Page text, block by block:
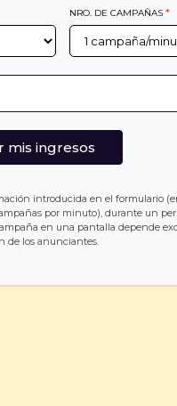
NRO. DE CAMPAÑAS *
mis ingresos
introducida en el formulario
por minuto), durante un
en una pantalla depende
de los anunciantes.